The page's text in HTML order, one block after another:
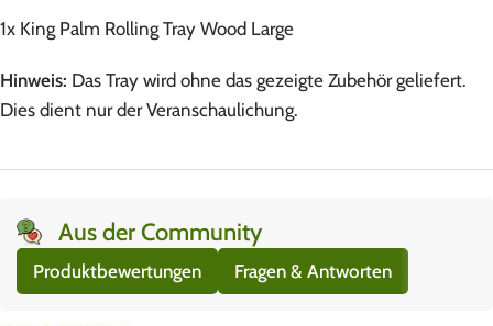
1x King Palm Rolling Tray Wood Large
Hinweis: Das Tray wird ohne das gezeigte Zubehör geliefert.
Dies dient nur der Veranschaulichung.
Aus der Community
Produktbewertungen Fragen & Antworten